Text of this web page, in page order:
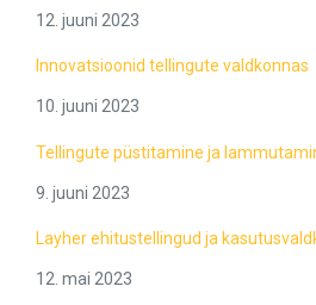
12. juuni 2023
Innovatsioonid tellingute valdkonnas
10. juuni 2023
Tellingute püstitamine ja
9. juuni 2023
Layher ehitustellingud ja
12. mai 2023